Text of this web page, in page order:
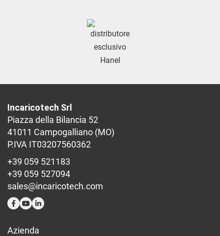
Incaricotech Srl
Piazza della Bilancia 52
41011 Campogalliano (MO)
P.IVA IT03207560362
+39 059 521183
+39 059 527094
sales@incaricotech.com
Azienda